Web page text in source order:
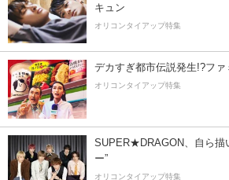
キュン
オリコンタイアップ特集
デカすぎ都市伝説発生!?フ
オリコンタイアップ特集
SUPER★DRAGON、自ら描
ー”
オリコンタイアップ特集